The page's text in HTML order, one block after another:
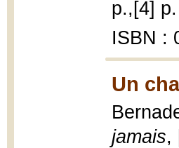
p.,[4]
ISBN :
Un
jamais,